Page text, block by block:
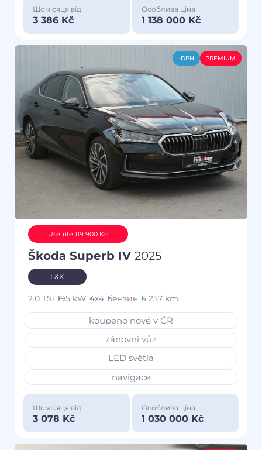
Щомісяця від
3 386 Kč
Особлива ціна
1 138 000 Kč
-DPH PREMIUM
Ušetříte 119 900 Kč
Škoda Superb IV 2025
L&K
2.0 TSi 195 kW 4x4 бензин 6 257 km
koupeno nové v ČR
zánovní vůz
LED světla
navigace
Щомісяця від
3 078 Kč
Особлива ціна
1 030 000 Kč